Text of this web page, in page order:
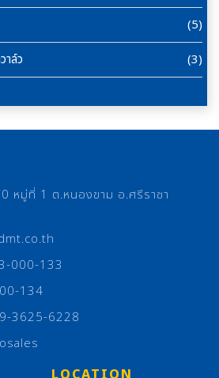
(5)
าล์ว
(3)
หมู่ที่ 1 ต.หนองขาม อ.ศรีราชา
000-133
134
3625-6228